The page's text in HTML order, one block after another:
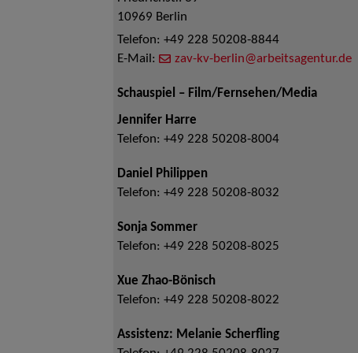
10969 Berlin
Telefon: +49 228 50208-8844
E-Mail:
zav-kv-berlin@arbeitsagentur.de
Schauspiel – Film/Fernsehen/Media
Jennifer Harre
Telefon: +49 228 50208-8004
Daniel Philippen
Telefon: +49 228 50208-8032
Sonja Sommer
Telefon: +49 228 50208-8025
Xue Zhao-Bönisch
Telefon: +49 228 50208-8022
Assistenz: Melanie Scherfling